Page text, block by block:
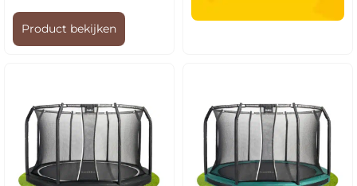
Product bekijken